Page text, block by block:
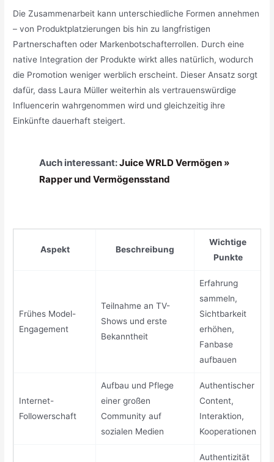
Die Zusammenarbeit kann unterschiedliche Formen annehmen
– von Produktplatzierungen bis hin zu langfristigen
Partnerschaften oder Markenbotschafterrollen. Durch eine
native Integration der Produkte wirkt alles natürlich, wodurch
die Promotion weniger werblich erscheint. Dieser Ansatz sorgt
dafür, dass Laura Müller weiterhin als vertrauenswürdige
Influencerin wahrgenommen wird und gleichzeitig ihre
Einkünfte dauerhaft steigert.
Auch interessant:Juice WRLD Vermögen »
Rapper und Vermögensstand
Aspekt Beschreibung
Wichtige
Punkte
Frühes Model-
Engagement
Teilnahme an TV-
Shows und erste
Bekanntheit
Erfahrung
sammeln,
Sichtbarkeit
erhöhen,
Fanbase
aufbauen
Internet-
Followerschaft
Aufbau und Pflege
einer großen
Community auf
sozialen Medien
Authentischer
Content,
Interaktion,
Kooperationen
Authentizität